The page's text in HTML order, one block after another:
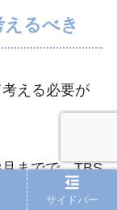
るべき
える必要が
までで、TBS
年5月からで
サイドバー